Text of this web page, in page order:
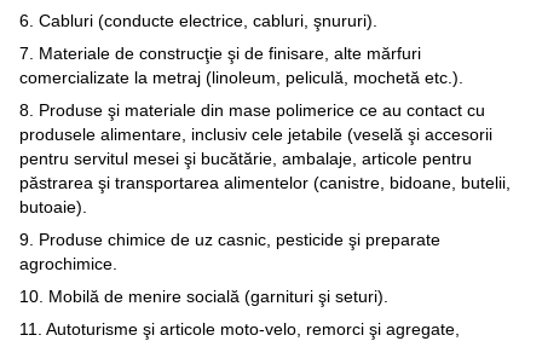
6. Cabluri (conducte electrice, cabluri, şnururi).
7. Materiale de construcţie şi de finisare, alte mărfuri
comercializate la metraj (linoleum, peliculă, mochetă etc.).
8. Produse şi materiale din mase polimerice ce au contact cu
produsele alimentare, inclusiv cele jetabile (veselă şi accesorii
pentru servitul mesei şi bucătărie, ambalaje, articole pentru
păstrarea şi transportarea alimentelor (canistre, bidoane, butelii,
butoaie).
9. Produse chimice de uz casnic, pesticide şi preparate
agrochimice.
10. Mobilă de menire socială (garnituri şi seturi).
11. Autoturisme şi articole moto-velo, remorci şi agregate,